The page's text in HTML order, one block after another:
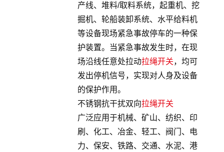
产线、堆料/取料系统，起重机、挖
掘机、轮船装卸系统、水平给料机
等设备现场紧急事故停车的一种保
护装置。当紧急事故发生时，在现
场沿线任意处拉动拉绳开关，均可
发出停机信号，实现对人身及设备
的保护作用。
不锈钢抗干扰双向拉绳开关
广泛应用于机械、矿山、纺织、印
刷、化工、冶金、轻工、阀门、电
力、保安、铁路、交通、水泥、港